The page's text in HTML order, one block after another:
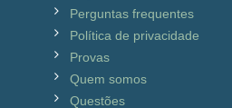
Perguntas frequentes
Política de privacidade
Provas
Quem somos
Questões